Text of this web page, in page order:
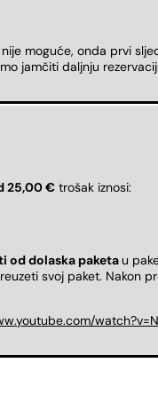
moguće, onda prvi
jamčiti daljnju
25,00 € trošak iznosi:
od dolaska paketau
svoj paket. Nakon